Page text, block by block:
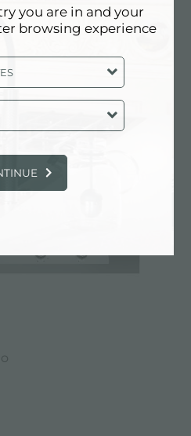
you are in and your
browsing experience